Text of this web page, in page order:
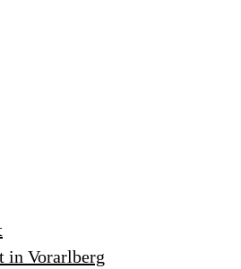
in Vorarlberg